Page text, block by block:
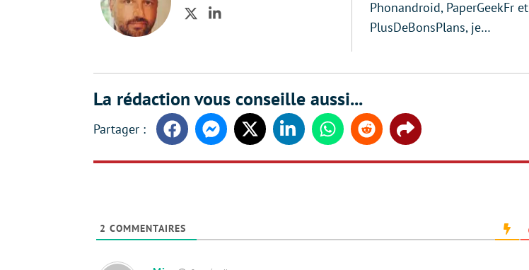
TwitterLinkedIn
Phonandroid, PaperGeekFr et
PlusDeBonsPlans, je…
La rédaction vous conseille aussi...
FacebookMessengerTwitter LinkedinWhatsappReddit Share
2 COMMENTAIRES